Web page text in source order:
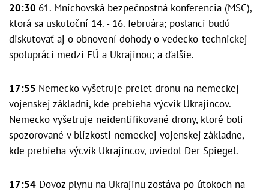
20:30 61. Mníchovská bezpečnostná konferencia (MSC),
ktorá sa uskutoční 14. - 16. februára; poslanci budú
diskutovať aj o obnovení dohody o vedecko-technickej
spolupráci medzi EÚ a Ukrajinou; a ďalšie.
17:55 Nemecko vyšetruje prelet dronu na nemeckej
vojenskej základni, kde prebieha výcvik Ukrajincov.
Nemecko vyšetruje neidentifikované drony, ktoré boli
spozorované v blízkosti nemeckej vojenskej základne,
kde prebieha výcvik Ukrajincov, uviedol Der Spiegel.
17:54 Dovoz plynu na Ukrajinu zostáva po útokoch na